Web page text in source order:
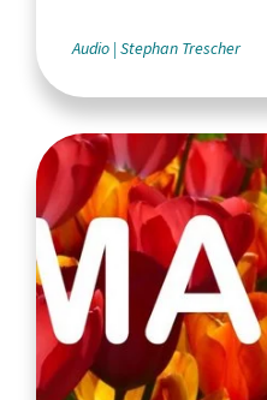
Audio Stephan Trescher